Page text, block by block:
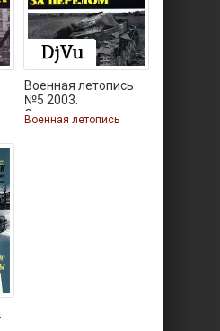
Военная летопись
№5 2003.
Смоленское
Военная летопись